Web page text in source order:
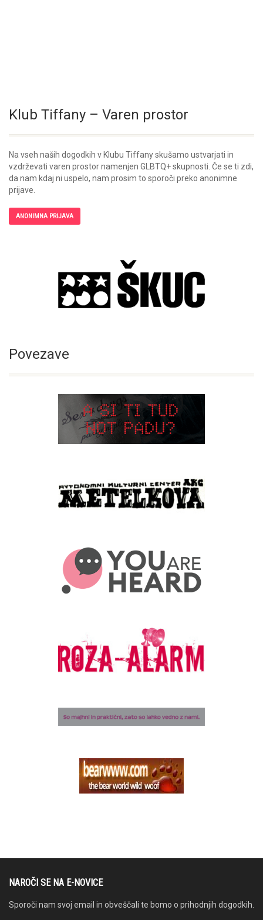
Klub Tiffany – Varen prostor
Na vseh naših dogodkih v Klubu Tiffany skušamo ustvarjati in
vzdrževati varen prostor namenjen GLBTQ+ skupnosti. Če se ti zdi,
da nam kdaj ni uspelo, nam prosim to sporoči preko anonimne
prijave.
ANONIMNA PRIJAVA
Povezave
NAROČI SE NA E-NOVICE
Sporoči nam svoj email in obveščali te bomo o prihodnjih dogodkih.